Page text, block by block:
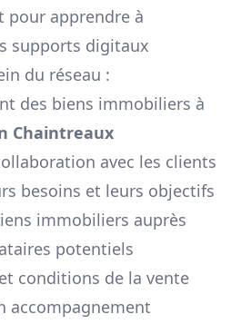
pour apprendre à
supports digitaux
du réseau :
des biens immobiliers à
Chaintreaux
avec les clients
besoins et leurs objectifs
immobiliers auprès
potentiels
conditions de la vente
accompagnement